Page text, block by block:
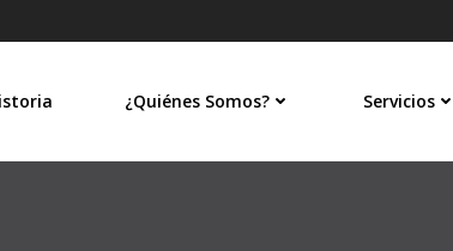
¿Quiénes Somos? Servicios